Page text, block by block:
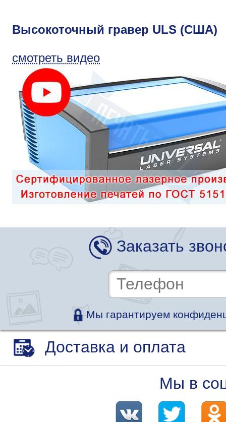
Высокоточный гравер ULS (США)
смотреть видео
Заказать
Мы гарантируем
Доставка и оплата
Мы в